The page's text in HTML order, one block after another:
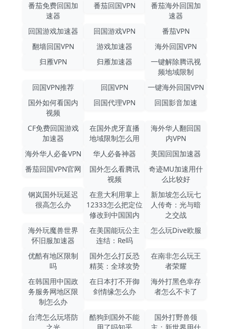
番茄免费回国加
速器
番茄回国VPN
番茄海外回国加
速器
回国游戏加速器
回国游戏VPN
番茄VPN
翻墙回国VPN
游戏加速器
海外回国VPN
归雁VPN
归雁加速器
一键解除腾讯视
频地域限制
回国VPN推荐
回国VPN
一键海外回国VPN
国外如何看国内
视频
回国代理VPN 回国影音加速
CF免费回国游戏
加速器
在国外虎牙直播
地域限制怎么用
海外华人翻回国
内VPN
海外华人必备VPN
华人必备神器
美国回国加速器
番茄回国VPN官网
国外怎么看腾讯
视频
奇迹MU加速用什
么比较好
钢岚国外玩延迟
很高怎么办
在意大利用掌上
12333怎么把定位
修改到中国国内
新加坡怎么玩七
人传奇：光与暗
之交战
海外玩魔兽世界
怀旧服加速器
在美国能玩公主
连结：Re吗
怎么玩Dive欧服
优酷有地区限制
吗
国外怎么打反恐
精英：全球攻势
在南非怎么玩王
者荣耀
在韩国用中国政
务服务网地区限
制怎么办
在日本打不开御
剑情缘怎么办
海外打黑色幸存
者怎么不卡了
台湾怎么玩塔防
酷狗到国外不能
国外打野兽领